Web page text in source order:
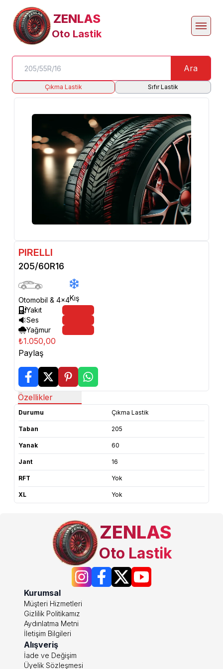
ZENLAS
Oto Lastik
Ara
Çıkma Lastik Sıfır Lastik
PIRELLI
205/60R16
Otomobil & 4x4Kış
Yakıt
Ses
Yağmur
₺1.050,00
Paylaş
Özellikler
Durumu Çıkma Lastik
Taban 205
Yanak 60
Jant 16
RFT Yok
XL Yok
ZENLAS
Oto Lastik
Kurumsal
Müşteri Hizmetleri
Gizlilik Politikamız
Aydınlatma Metni
İletişim Bilgileri
Alışveriş
İade ve Değişim
Üyelik Sözleşmesi